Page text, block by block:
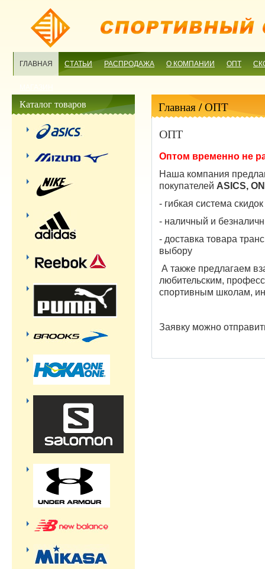
ГЛАВНАЯ СТАТЬИ РАСПРОДАЖА О КОМПАНИИ ОПТ
Главная/ ОПТ
ОПТ
Оптом временно не
Наша компания
покупателей ASICS,
- гибкая система
- наличный и
- доставка товара
выбору
А также предлагаем
любительским,
спортивным школам,
Заявку можно
Каталог товаров